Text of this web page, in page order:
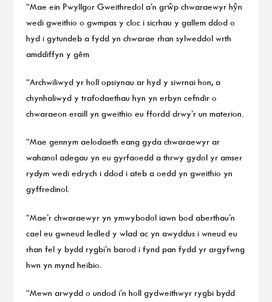
“Mae ein Pwyllgor Gweithredol a’n grŵp chwaraewyr hŷn
wedi gweithio o gwmpas y cloc i sicrhau y gallem ddod o
hyd i gytundeb a fydd yn chwarae rhan sylweddol wrth
amddiffyn y gêm
“Archwiliwyd yr holl opsiynau ar hyd y siwrnai hon, a
chynhaliwyd y trafodaethau hyn yn erbyn cefndir o
chwaraeon eraill yn gweithio eu ffordd drwy’r un materion.
“Mae gennym aelodaeth eang gyda chwaraewyr ar
wahanol adegau yn eu gyrfaoedd a thrwy gydol yr amser
rydym wedi edrych i ddod i ateb a oedd yn gweithio yn
gyffredinol.
“Mae’r chwaraewyr yn ymwybodol iawn bod aberthau’n
cael eu gwneud ledled y wlad ac yn awyddus i wneud eu
rhan fel y bydd rygbi’n barod i fynd pan fydd yr argyfwng
hwn yn mynd heibio.
“Mewn arwydd o undod i’n holl gydweithwyr rygbi bydd